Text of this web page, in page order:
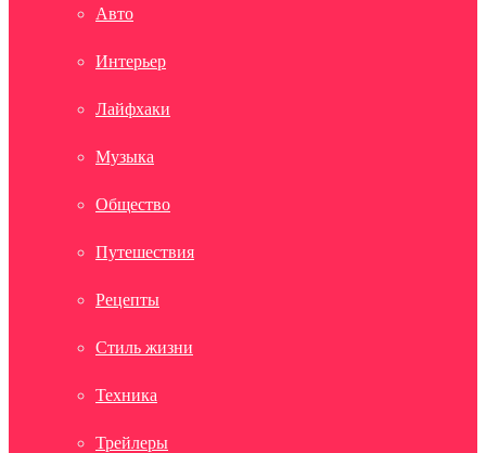
Авто
Интерьер
Лайфхаки
Музыка
Общество
Путешествия
Рецепты
Стиль жизни
Техника
Трейлеры